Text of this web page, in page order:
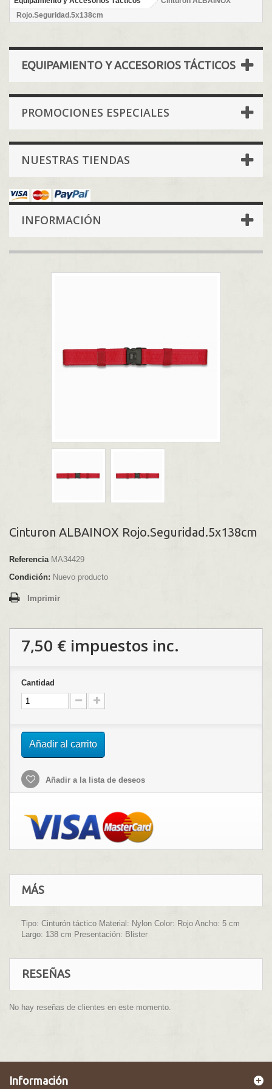
Rojo.Seguridad.5x138cm
EQUIPAMIENTO Y ACCESORIOS TÁCTICOS
PROMOCIONES ESPECIALES
NUESTRAS TIENDAS
INFORMACIÓN
Cinturon ALBAINOX Rojo.Seguridad.5x138cm
Referencia MA34429
Condición: Nuevo producto
Imprimir
7,50 € impuestos inc.
Cantidad
Añadir al carrito
Añadir a la lista de deseos
MÁS
Tipo: Cinturón táctico Material: Nylon Color: Rojo Ancho: 5 cm
Largo: 138 cm Presentación: Blister
RESEÑAS
No hay reseñas de clientes en este momento.
Información